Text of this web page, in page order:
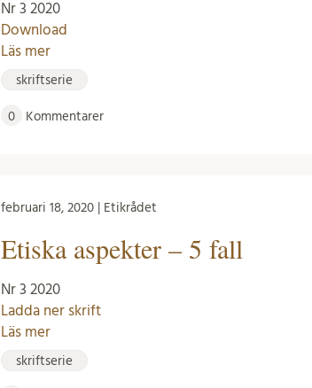
Nr 3 2020
Download
Läs mer
skriftserie
0 Kommentarer
februari 18, 2020 | Etikrådet
Etiska aspekter – 5 fall
Nr 3 2020
Ladda ner skrift
Läs mer
skriftserie